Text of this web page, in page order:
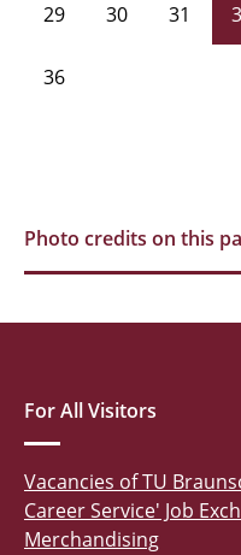
29 30 31
36
Photo credits on this
For All Visitors
Vacancies of TU
Career Service' Job
Merchandising